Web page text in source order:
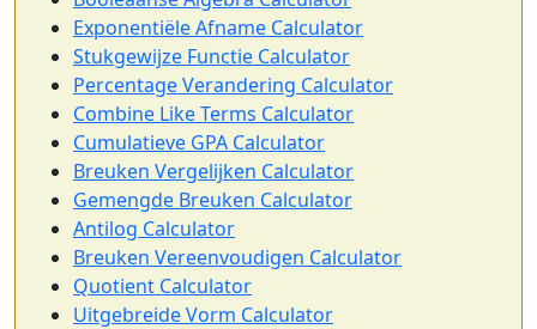
Exponentiële Afname Calculator
Stukgewijze Functie Calculator
Percentage Verandering Calculator
Combine Like Terms Calculator
Cumulatieve GPA Calculator
Breuken Vergelijken Calculator
Gemengde Breuken Calculator
Antilog Calculator
Breuken Vereenvoudigen Calculator
Quotient Calculator
Uitgebreide Vorm Calculator